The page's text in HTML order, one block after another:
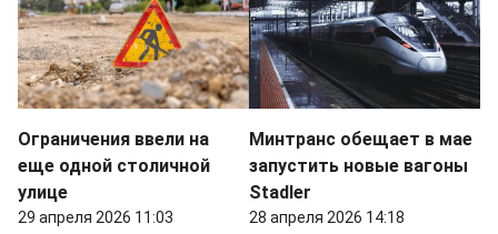
Ограничения ввели на
еще одной столичной
улице
29 апреля 2026 11:03
Минтранс обещает в мае
запустить новые вагоны
Stadler
28 апреля 2026 14:18